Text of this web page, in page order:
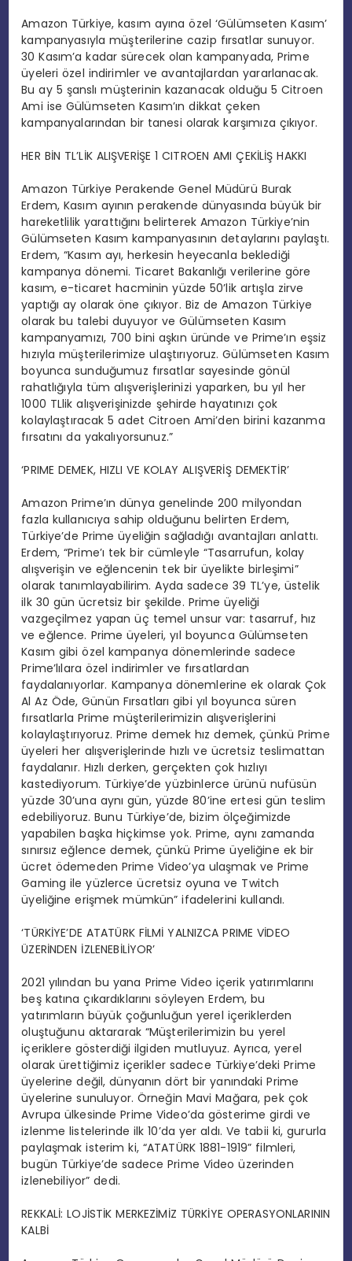
Amazon Türkiye, kasım ayına özel ‘Gülümseten Kasım’
kampanyasıyla müşterilerine cazip fırsatlar sunuyor.
30 Kasım’a kadar sürecek olan kampanyada, Prime
üyeleri özel indirimler ve avantajlardan yararlanacak.
Bu ay 5 şanslı müşterinin kazanacak olduğu 5 Citroen
Ami ise Gülümseten Kasım’ın dikkat çeken
kampanyalarından bir tanesi olarak karşımıza çıkıyor.
HER BİN TL’LİK ALIŞVERİŞE 1 CITROEN AMI ÇEKİLİŞ HAKKI
Amazon Türkiye Perakende Genel Müdürü Burak
Erdem, Kasım ayının perakende dünyasında büyük bir
hareketlilik yarattığını belirterek Amazon Türkiye’nin
Gülümseten Kasım kampanyasının detaylarını paylaştı.
Erdem, “Kasım ayı, herkesin heyecanla beklediği
kampanya dönemi. Ticaret Bakanlığı verilerine göre
kasım, e-ticaret hacminin yüzde 50’lik artışla zirve
yaptığı ay olarak öne çıkıyor. Biz de Amazon Türkiye
olarak bu talebi duyuyor ve Gülümseten Kasım
kampanyamızı, 700 bini aşkın üründe ve Prime’ın eşsiz
hızıyla müşterilerimize ulaştırıyoruz. Gülümseten Kasım
boyunca sunduğumuz fırsatlar sayesinde gönül
rahatlığıyla tüm alışverişlerinizi yaparken, bu yıl her
1000 TLlik alışverişinizde şehirde hayatınızı çok
kolaylaştıracak 5 adet Citroen Ami’den birini kazanma
fırsatını da yakalıyorsunuz.”
‘PRIME DEMEK, HIZLI VE KOLAY ALIŞVERİŞ DEMEKTİR’
Amazon Prime’ın dünya genelinde 200 milyondan
fazla kullanıcıya sahip olduğunu belirten Erdem,
Türkiye’de Prime üyeliğin sağladığı avantajları anlattı.
Erdem, “Prime’ı tek bir cümleyle “Tasarrufun, kolay
alışverişin ve eğlencenin tek bir üyelikte birleşimi”
olarak tanımlayabilirim. Ayda sadece 39 TL’ye, üstelik
ilk 30 gün ücretsiz bir şekilde. Prime üyeliği
vazgeçilmez yapan üç temel unsur var: tasarruf, hız
ve eğlence. Prime üyeleri, yıl boyunca Gülümseten
Kasım gibi özel kampanya dönemlerinde sadece
Prime’lılara özel indirimler ve fırsatlardan
faydalanıyorlar. Kampanya dönemlerine ek olarak Çok
Al Az Öde, Günün Fırsatları gibi yıl boyunca süren
fırsatlarla Prime müşterilerimizin alışverişlerini
kolaylaştırıyoruz. Prime demek hız demek, çünkü Prime
üyeleri her alışverişlerinde hızlı ve ücretsiz teslimattan
faydalanır. Hızlı derken, gerçekten çok hızlıyı
kastediyorum. Türkiye’de yüzbinlerce ürünü nufüsün
yüzde 30’una aynı gün, yüzde 80’ine ertesi gün teslim
edebiliyoruz. Bunu Türkiye’de, bizim ölçeğimizde
yapabilen başka hiçkimse yok. Prime, aynı zamanda
sınırsız eğlence demek, çünkü Prime üyeliğine ek bir
ücret ödemeden Prime Video’ya ulaşmak ve Prime
Gaming ile yüzlerce ücretsiz oyuna ve Twitch
üyeliğine erişmek mümkün” ifadelerini kullandı.
‘TÜRKİYE’DE ATATÜRK FİLMİ YALNIZCA PRIME VİDEO
ÜZERİNDEN İZLENEBİLİYOR’
2021 yılından bu yana Prime Video içerik yatırımlarını
beş katına çıkardıklarını söyleyen Erdem, bu
yatırımların büyük çoğunluğun yerel içeriklerden
oluştuğunu aktararak “Müşterilerimizin bu yerel
içeriklere gösterdiği ilgiden mutluyuz. Ayrıca, yerel
olarak ürettiğimiz içerikler sadece Türkiye’deki Prime
üyelerine değil, dünyanın dört bir yanındaki Prime
üyelerine sunuluyor. Örneğin Mavi Mağara, pek çok
Avrupa ülkesinde Prime Video’da gösterime girdi ve
izlenme listelerinde ilk 10’da yer aldı. Ve tabii ki, gururla
paylaşmak isterim ki, “ATATÜRK 1881-1919” filmleri,
bugün Türkiye’de sadece Prime Video üzerinden
izlenebiliyor” dedi.
REKKALİ: LOJİSTİK MERKEZİMİZ TÜRKİYE OPERASYONLARININ
KALBİ